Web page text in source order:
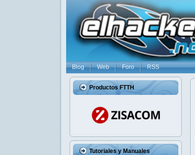
Blog Web Foro RSS
Productos FTTH
Tutoriales y Manuales